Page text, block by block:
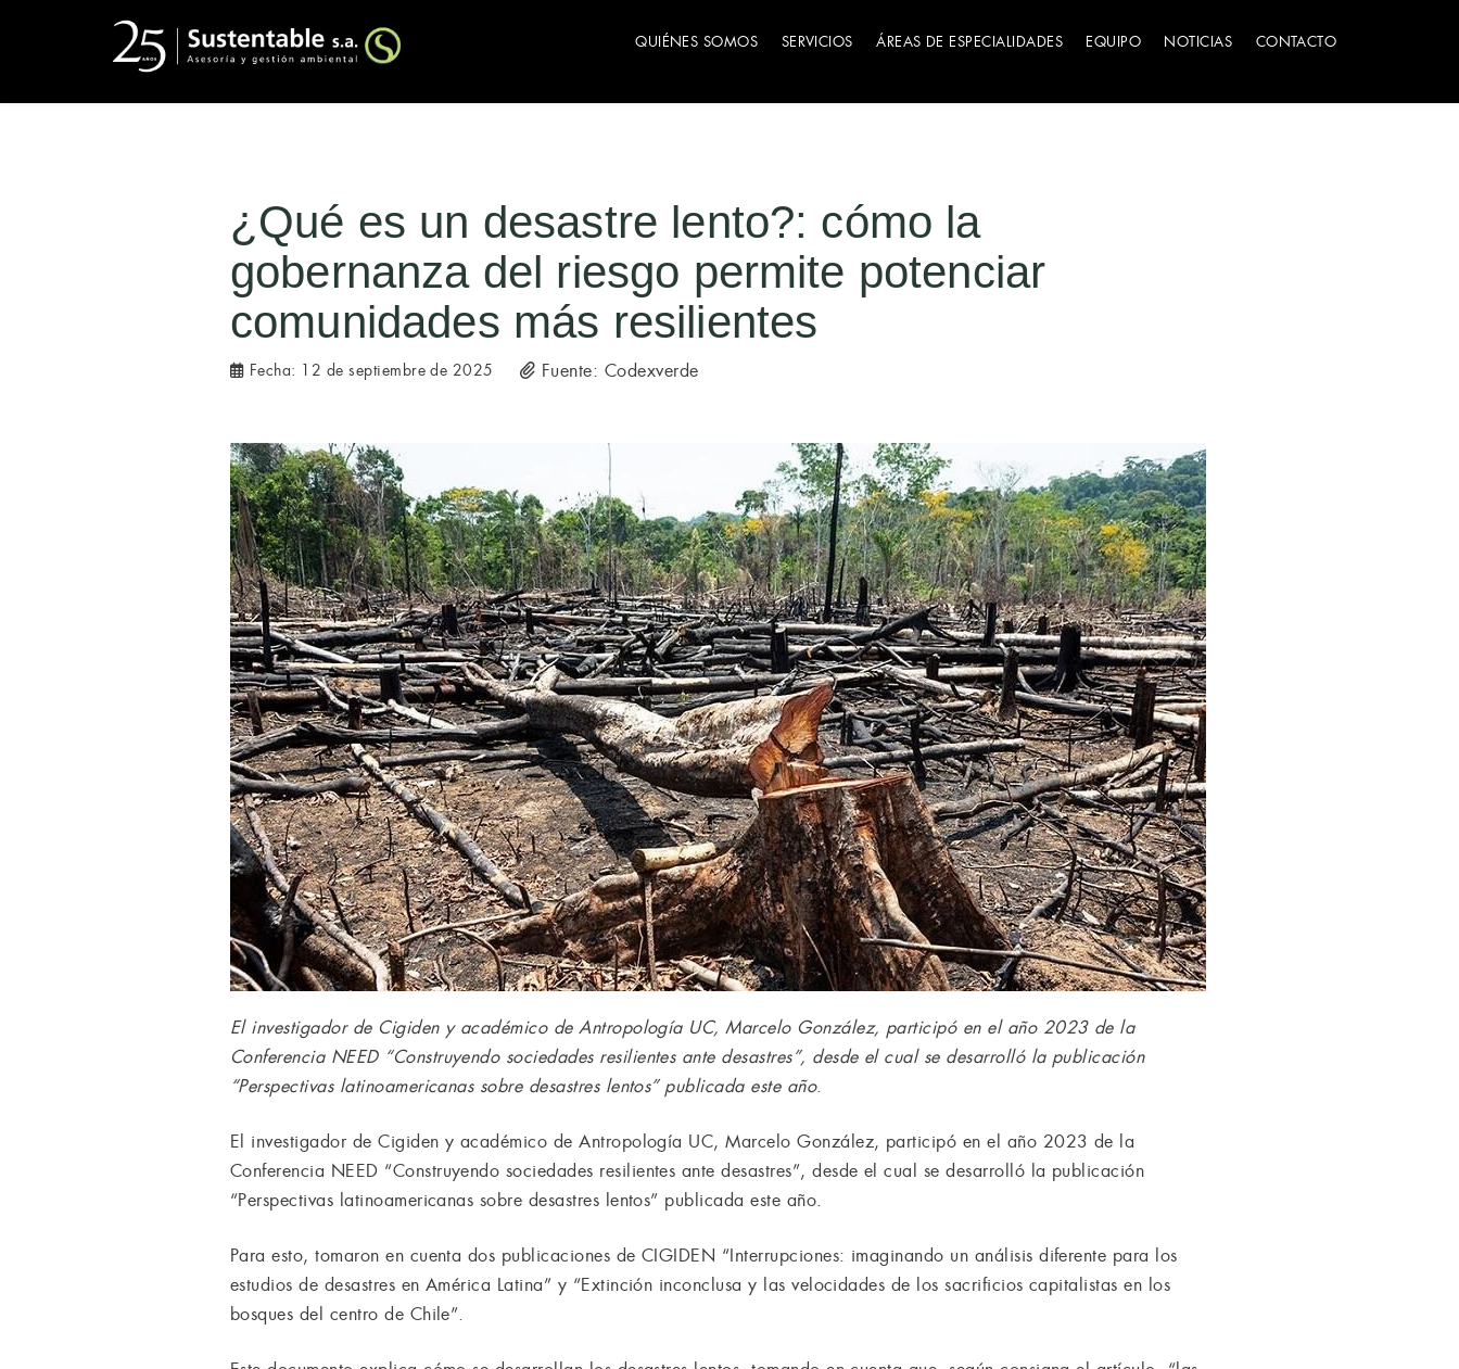
QUIÉNES SOMOS SERVICIOS ÁREAS DE ESPECIALIDADES EQUIPO NOTICIAS CONTACTO
¿Qué es un desastre lento?: cómo la
gobernanza del riesgo permite potenciar
comunidades más resilientes
Fecha: 12 de septiembre de 2025 Fuente: Codexverde
El investigador de Cigiden y académico de Antropología UC, Marcelo González, participó en el año 2023 de la
Conferencia NEED “Construyendo sociedades resilientes ante desastres”, desde el cual se desarrolló la publicación
“Perspectivas latinoamericanas sobre desastres lentos” publicada este año.
El investigador de Cigiden y académico de Antropología UC, Marcelo González, participó en el año 2023 de la
Conferencia NEED “Construyendo sociedades resilientes ante desastres”, desde el cual se desarrolló la publicación
“Perspectivas latinoamericanas sobre desastres lentos” publicada este año.
Para esto, tomaron en cuenta dos publicaciones de CIGIDEN “Interrupciones: imaginando un análisis diferente para los
estudios de desastres en América Latina” y “Extinción inconclusa y las velocidades de los sacrificios capitalistas en los
bosques del centro de Chile”.